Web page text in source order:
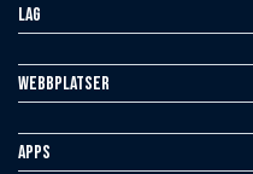
Lag
Webbplatser
Apps